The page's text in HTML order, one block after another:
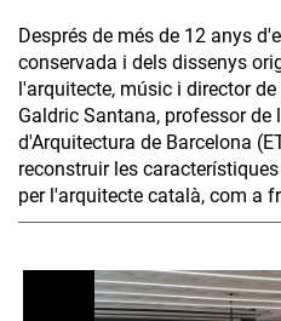
Després de més de 12 anys
conservada i dels dissenys
l'arquitecte, músic i director
Galdric Santana, professor de
d'Arquitectura de Barcelona
reconstruir les
per l'arquitecte català, com a